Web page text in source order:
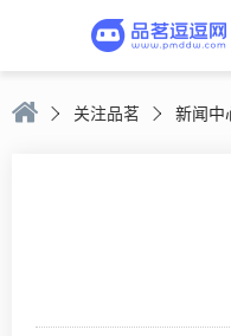
关注品茗 新闻中